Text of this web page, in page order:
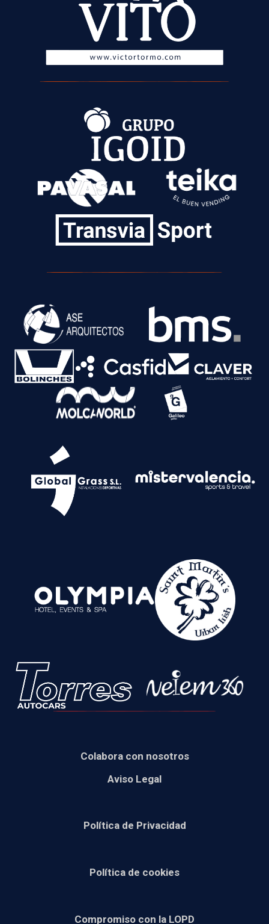
Colabora con nosotros
Aviso Legal
Política de Privacidad
Política de cookies
Compromiso con la LOPD